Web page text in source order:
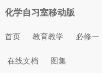
化学自习室移动版
首页 教育教学 必修一
在线文档 图集